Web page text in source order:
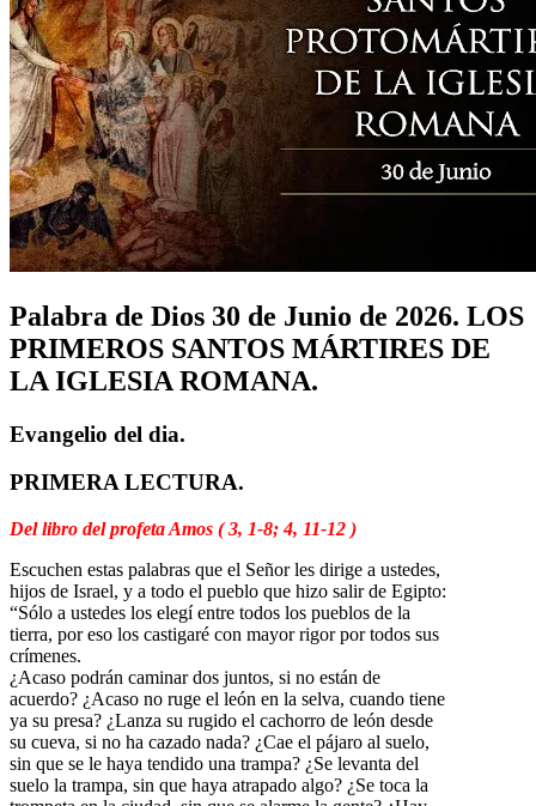
Palabra de Dios 30 de Junio de 2026. LOS
PRIMEROS SANTOS MÁRTIRES DE
LA IGLESIA ROMANA.
Evangelio del dia.
PRIMERA LECTURA.
Del libro del profeta Amos ( 3, 1-8; 4, 11-12 )
Escuchen estas palabras que el Señor les dirige a ustedes,
hijos de Israel, y a todo el pueblo que hizo salir de Egipto:
“Sólo a ustedes los elegí entre todos los pueblos de la
tierra, por eso los castigaré con mayor rigor por todos sus
crímenes.
¿Acaso podrán caminar dos juntos, si no están de
acuerdo? ¿Acaso no ruge el león en la selva, cuando tiene
ya su presa? ¿Lanza su rugido el cachorro de león desde
su cueva, si no ha cazado nada? ¿Cae el pájaro al suelo,
sin que se le haya tendido una trampa? ¿Se levanta del
suelo la trampa, sin que haya atrapado algo? ¿Se toca la